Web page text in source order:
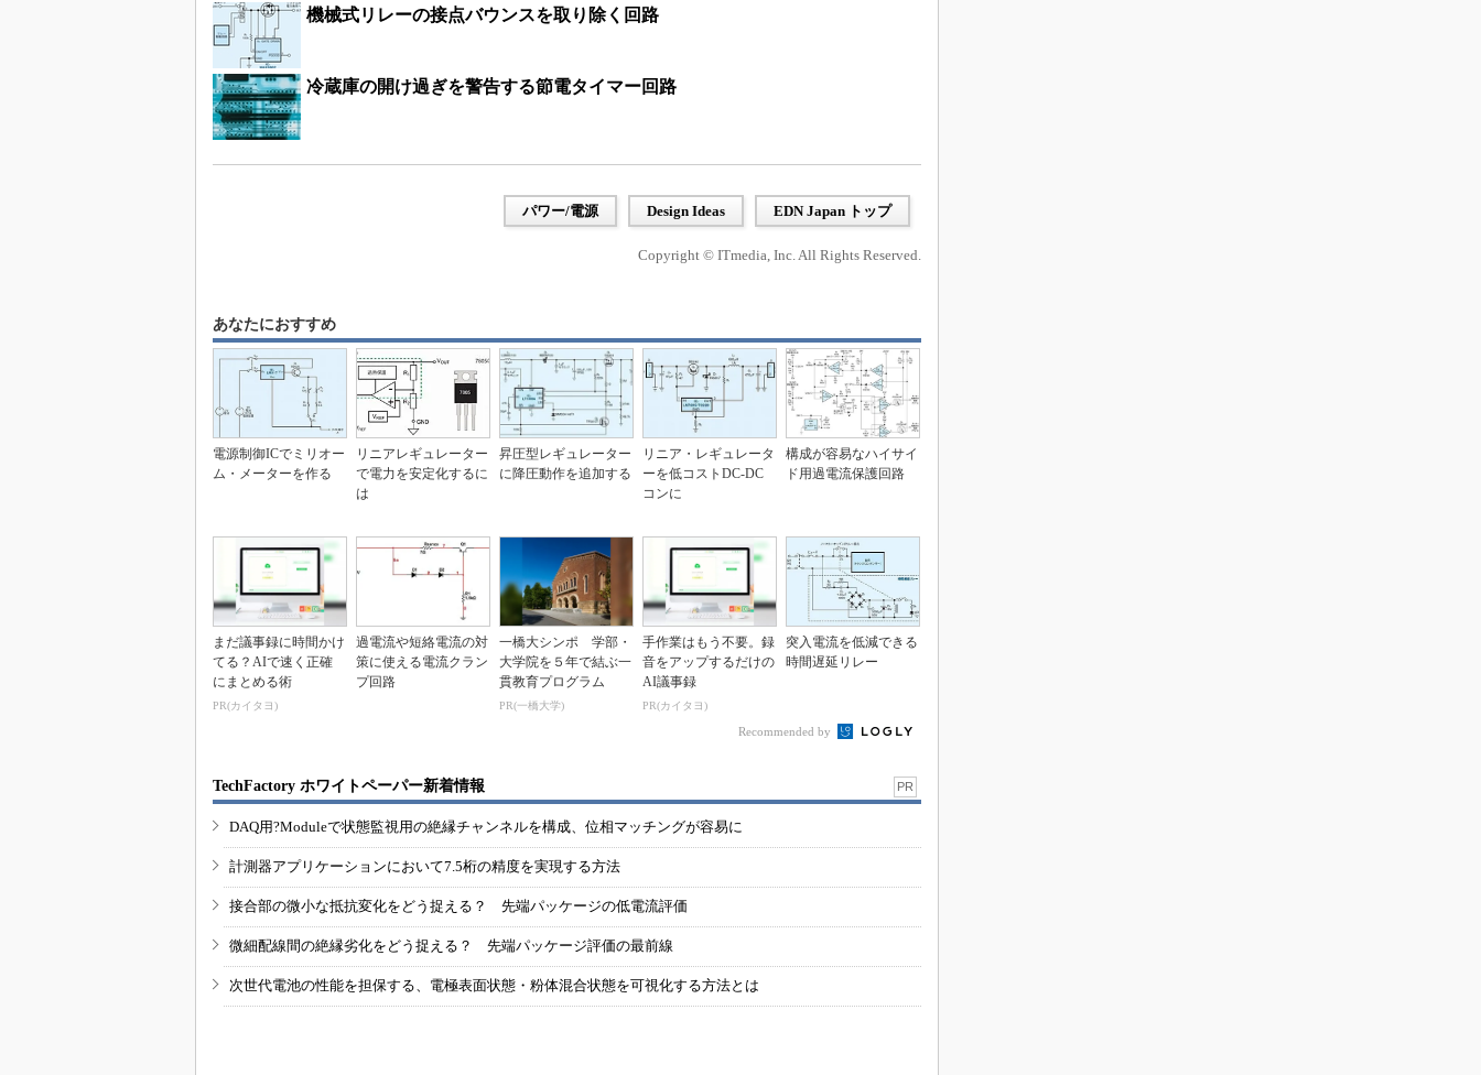
機械式リレーの接点バウンスを取り除く回路
冷蔵庫の開け過ぎを警告する節電タイマー回路
パワー/電源 Design Ideas EDN Japan トップ
Copyright © ITmedia, Inc. All Rights Reserved.
あなたにおすすめ
電源制御ICでミリオー
ム・メーターを作る
リニアレギュレーター
で電力を安定化するに
は
昇圧型レギュレーター
に降圧動作を追加する
リニア・レギュレータ
ーを低コストDC-DC
コンに
構成が容易なハイサイ
ド用過電流保護回路
まだ議事録に時間かけ
てる？AIで速く正確
にまとめる術
PR(カイタヨ)
過電流や短絡電流の対
策に使える電流クラン
プ回路
一橋大シンポ 学部・
大学院を５年で結ぶ一
貫教育プログラム
PR(一橋大学)
手作業はもう不要。録
音をアップするだけの
AI議事録
PR(カイタヨ)
突入電流を低減できる
時間遅延リレー
Recommended by
TechFactory ホワイトペーパー新着情報 PR
DAQ用?Moduleで状態監視用の絶縁チャンネルを構成、位相マッチングが容易に
計測器アプリケーションにおいて7.5桁の精度を実現する方法
接合部の微小な抵抗変化をどう捉える？ 先端パッケージの低電流評価
微細配線間の絶縁劣化をどう捉える？ 先端パッケージ評価の最前線
次世代電池の性能を担保する、電極表面状態・粉体混合状態を可視化する方法とは